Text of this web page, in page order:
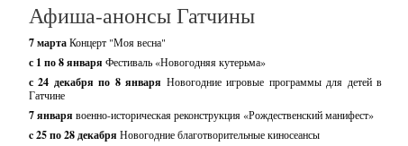
Афиша-анонсы Гатчины
7 мартаКонцерт "Моя весна"
с 1 по 8 января Фестиваль «Новогодняя кутерьма»
с 24 декабря по 8 января Новогодние игровые программы для детей в
Гатчине
7 января военно-историческая реконструкция «Рождественский манифест»
c 25 по 28 декабря Новогодние благотворительные киносеансы